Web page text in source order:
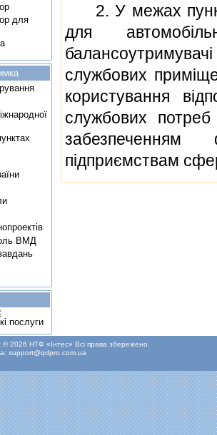
2. У межах
для
службових
користування
службових
пiдприємствам
для
ВМД
послуги
© 2026 НТФ «Інтес» Всі права збережено.
support@qdpro.com.ua